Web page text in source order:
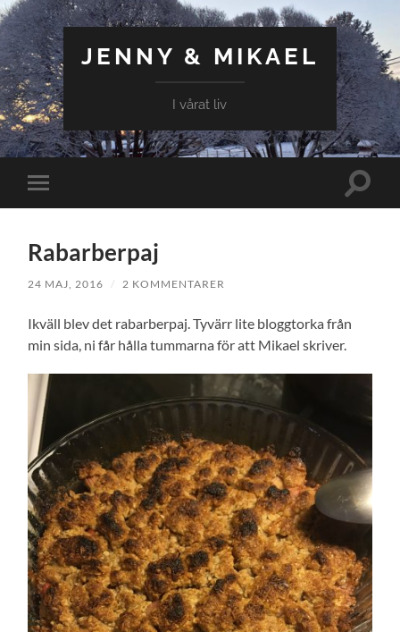
JENNY & MIKAEL
I vårat liv
Slå
på/av
Slå
Rabarberpaj
24 MAJ, 2016 / 2 KOMMENTARER
Ikväll blev det rabarberpaj. Tyvärr lite bloggtorka från
min sida, ni får hålla tummarna för att Mikael skriver.